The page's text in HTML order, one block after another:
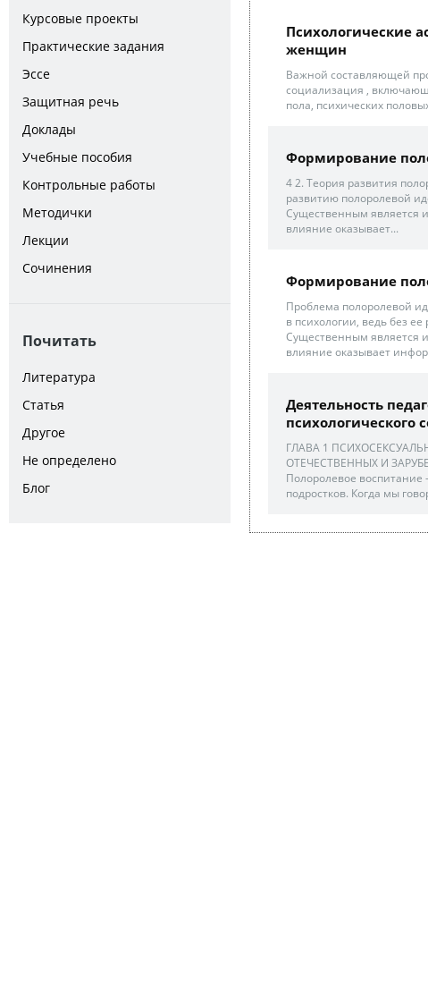
Курсовые проекты
Практические задания
Эссе
Защитная речь
Доклады
Учебные пособия
Контрольные работы
Методички
Лекции
Сочинения
Почитать
Литература
Статья
Другое
Не определено
Блог
Психологические
женщин
Важной составляющей
социализация ,
пола, психических
Формирование
4 2. Теория развития
развитию полоролевой
Существенным является
влияние оказывает...
Формирование
Проблема полоролевой
в психологии, ведь без
Существенным является
влияние оказывает
Деятельность
психологического
ГЛАВА 1
ОТЕЧЕСТВЕННЫХ И
Полоролевое воспитание
подростков. Когда мы